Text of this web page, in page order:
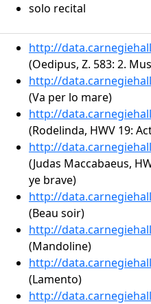
solo recital
http://
(Oedipus, Z. 583: 2.
http://
(Va per lo mare)
http://
(Rodelinda, HWV 19:
http://
(Judas Maccabaeus,
ye brave)
http://
(Beau soir)
http://
(Mandoline)
http://
(Lamento)
http://